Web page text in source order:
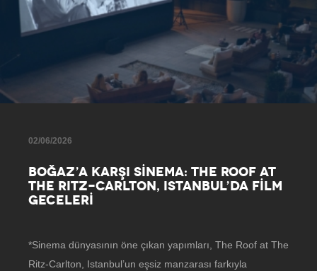
02/06/2026
BOĞAZ’A KARŞI SİNEMA: THE ROOF AT
THE RITZ-CARLTON, ISTANBUL’DA FİLM
GECELERİ
*Sinema dünyasının öne çıkan yapımları, The Roof at The
Ritz-Carlton, Istanbul’un eşsiz manzarası farkıyla